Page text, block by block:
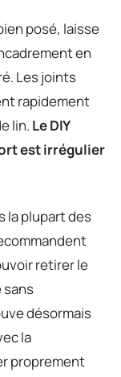
posé, laisse
en
Les joints
rapidement
lin. Le DIY
est irrégulier
la plupart des
retirer le
sans
désormais
la
proprement